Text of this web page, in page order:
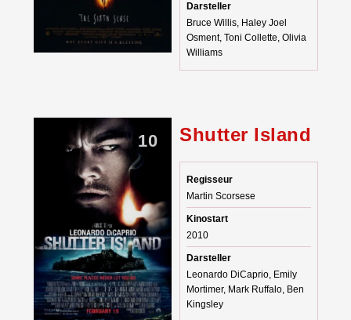
Darsteller
Bruce Willis, Haley Joel
Osment, Toni Collette, Olivia
Williams
10 Shutter Island
Regisseur
Martin Scorsese
Kinostart
2010
Darsteller
Leonardo DiCaprio, Emily
Mortimer, Mark Ruffalo, Ben
Kingsley